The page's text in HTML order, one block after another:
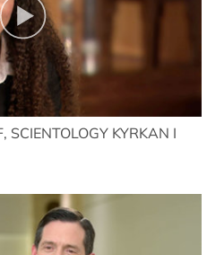
SCIENTOLOGY KYRKAN I